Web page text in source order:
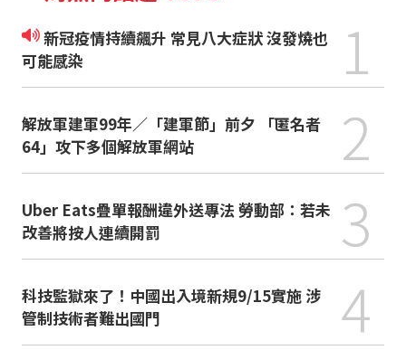
新冠疫情持續飆升 常見八大症狀 沒發燒也
可能感染
1
解放軍建軍99年／「建軍節」前夕 「匿名者
64」攻下多個解放軍網站
2
Uber Eats疊單報酬違外送專法 勞動部：若未
改善將按人連續開罰
3
科技監獄來了！中國出入境新規9/15實施 涉
管制技術者難出國門
4